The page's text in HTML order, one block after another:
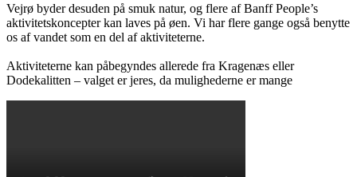
Vejrø byder desuden på smuk natur, og flere af Banff People’s
aktivitetskoncepter kan laves på øen. Vi har flere gange også benytte
os af vandet som en del af aktiviteterne.
Aktiviteterne kan påbegyndes allerede fra Kragenæs eller
Dodekalitten – valget er jeres, da mulighederne er mange